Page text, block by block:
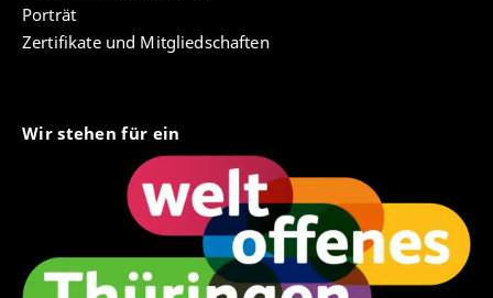
Porträt
Zertifikate und Mitgliedschaften
Wir stehen für ein